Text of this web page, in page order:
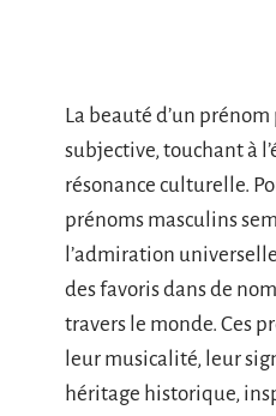
La beauté d’un
subjective, touchant à
résonance culturelle.
prénoms masculins
l’admiration
des favoris dans de
travers le monde. Ces
leur musicalité, leur
héritage historique,